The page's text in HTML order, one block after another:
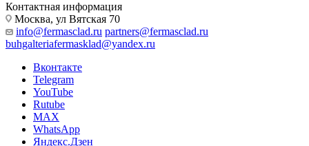
Контактная информация
Москва, ул Вятская 70
info@fermasclad.ru partners@fermasclad.ru
buhgalteriafermasklad@yandex.ru
Вконтакте
Telegram
YouTube
Rutube
MAX
WhatsApp
Яндекс.Дзен